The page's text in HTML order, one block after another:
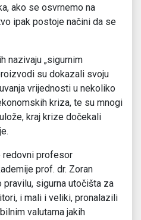
ako se osvrnemo na
ipak postoje načini da se
nazivaju „sigurnim
su dokazali svoju
vrijednosti u nekoliko
kriza, te su mnogi
kraj krize dočekali
redovni profesor
prof. dr. Zoran
pravilu, sigurna utočišta za
i mali i veliki, pronalazili
valutama jakih